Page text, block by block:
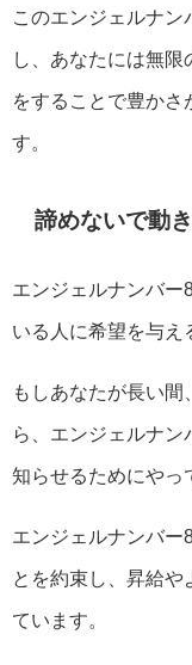
このエンジェルナン
し、あなたには無
をすることで豊かさ
す。
諦めないで動
エンジェルナンバー
いる人に希望を与え
もしあなたが長い
ら、エンジェルナン
知らせるためにやっ
エンジェルナンバー
とを約束し、昇給や
ています。